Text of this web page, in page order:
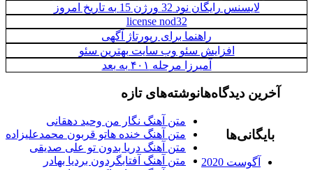
لایسنس رایگان نود 32 ورژن 15 به تاریخ امروز
license nod32
راهنما برای رپورتاژ آگهی
افزایش سئو وب سایت بهترین سئو
آمیرزا مرحله ۴۰۱ به بعد
نوشته‌های تازه
متن آهنگ نگار من وحید دهقانی
متن آهنگ خنده هاتو قربون محمدعلیزاده
متن آهنگ دریا بدون تو علی صدیقی
متن آهنگ آفتابگردون بردیا بهادر
آخرین دیدگاه‌ها
بایگانی‌ها
آگوست 2020